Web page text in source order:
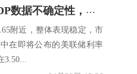
美联储利率决议临近叠加通胀与GDP数据不确定性，美元指数维持小幅震荡
附近，整体表现稳定，市
在即将公布的美联储利率
3.50...